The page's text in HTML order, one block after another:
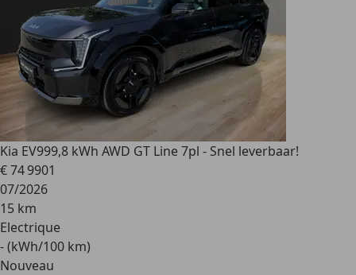
Kia EV999,8 kWh AWD GT Line 7pl - Snel leverbaar!
€ 74 9901
07/2026
15 km
Electrique
- (kWh/100 km)
Nouveau